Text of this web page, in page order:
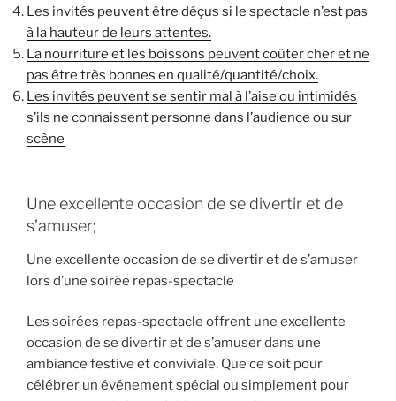
Les invités peuvent être déçus si le spectacle n’est pas
à la hauteur de leurs attentes.
La nourriture et les boissons peuvent coûter cher et ne
pas être très bonnes en qualité/quantité/choix.
Les invités peuvent se sentir mal à l’aise ou intimidés
s’ils ne connaissent personne dans l’audience ou sur
scène
Une excellente occasion de se divertir et de
s’amuser;
Une excellente occasion de se divertir et de s’amuser
lors d’une soirée repas-spectacle
Les soirées repas-spectacle offrent une excellente
occasion de se divertir et de s’amuser dans une
ambiance festive et conviviale. Que ce soit pour
célébrer un événement spécial ou simplement pour